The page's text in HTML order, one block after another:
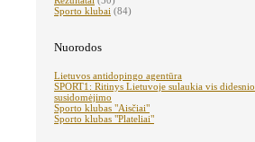
Sporto klubai (84)
Nuorodos
Lietuvos antidopingo agentūra
SPORT1: Ritinys Lietuvoje sulaukia vis didesnio
susidomėjimo
Sporto klubas "Aisčiai"
Sporto klubas "Plateliai"